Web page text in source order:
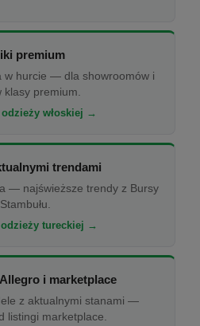
premium
w hurcie — dla showroomów i
klasy premium.
odzieży włoskiej →
trendami
— najświeższe trendy z Bursy
odzieży tureckiej →
i marketplace
z aktualnymi stanami —
listingi marketplace.